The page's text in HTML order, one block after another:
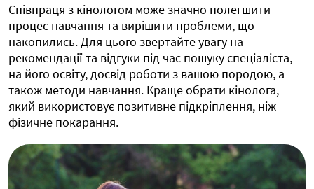
Співпраця з кінологом може значно полегшити
процес навчання та вирішити проблеми, що
накопились. Для цього звертайте увагу на
рекомендації та відгуки під час пошуку спеціаліста,
на його освіту, досвід роботи з вашою породою, а
також методи навчання. Краще обрати кінолога,
який використовує позитивне підкріплення, ніж
фізичне покарання.